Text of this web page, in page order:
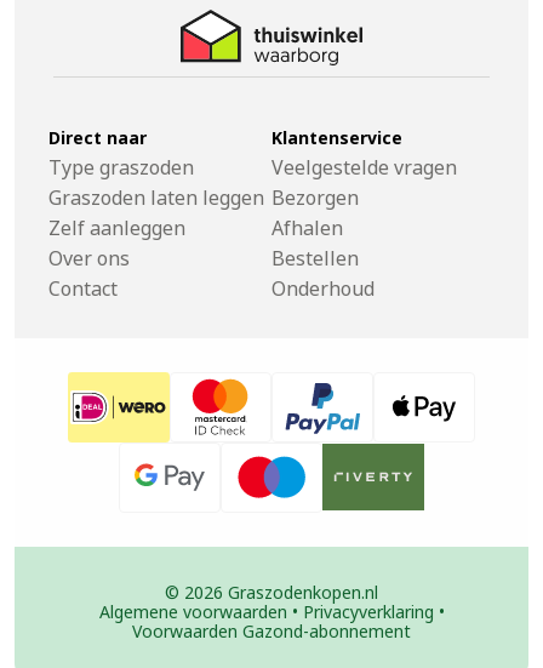
Direct naar
Type graszoden
Graszoden laten leggen
Zelf aanleggen
Over ons
Contact
Klantenservice
Veelgestelde vragen
Bezorgen
Afhalen
Bestellen
Onderhoud
© 2026 Graszodenkopen.nl
Algemene voorwaarden • Privacyverklaring •
Voorwaarden Gazond-abonnement